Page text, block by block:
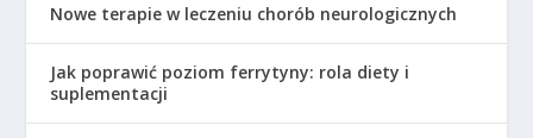
Nowe terapie w leczeniu chorób neurologicznych
Jak poprawić poziom ferrytyny: rola diety i
suplementacji